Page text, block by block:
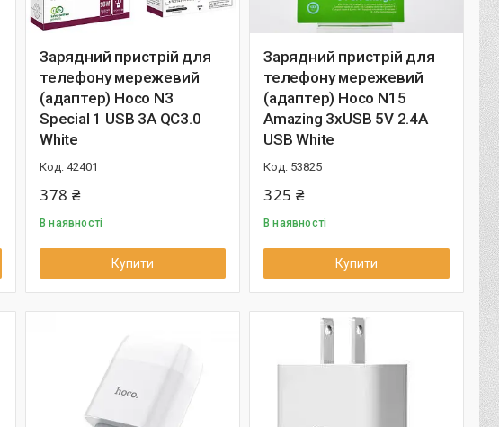
Зарядний пристрій для
телефону мережевий
(адаптер) Hoco N3
Special 1 USB 3A QC3.0
White
42401
378 ₴
В наявності
Купити
Зарядний пристрій для
телефону мережевий
(адаптер) Hoco N15
Amazing 3xUSB 5V 2.4A
USB White
53825
325 ₴
В наявності
Купити